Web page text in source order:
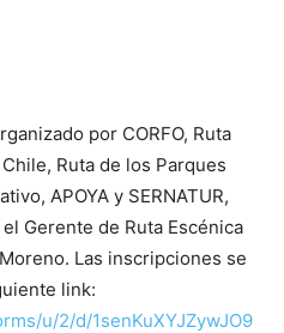
por CORFO, Ruta
Ruta de los Parques
APOYA y SERNATUR,
Gerente de Ruta Escénica
Las inscripciones se
link:
u/2/d/1senKuXYJZywJO9